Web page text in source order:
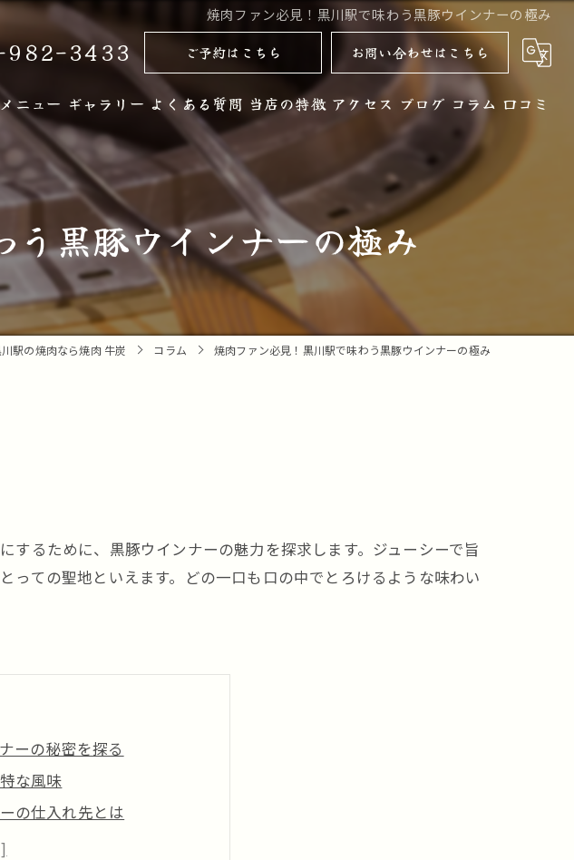
焼肉ファン必見！黒川駅で味わう黒豚ウインナーの極み
3433 ご予約はこちら お問い合わせはこちら
ニュー ギャラリー よくある質問 当店の特徴
お酒
ノンアルコール
コース
デザート
アクセス ブログ コラム 口コミ
う黒豚ウインナーの極み
駅の焼肉なら焼肉 牛炭 コラム 焼肉ファン必見！黒川駅で味わう黒豚ウインナーの極み
るために、黒豚ウインナーの魅力を探求します。ジューシーで旨
ての聖地といえます。どの一口も口の中でとろけるような味わい
ーの秘密を探る
な風味
の仕入れ先とは
ナーの焼き方ガイド